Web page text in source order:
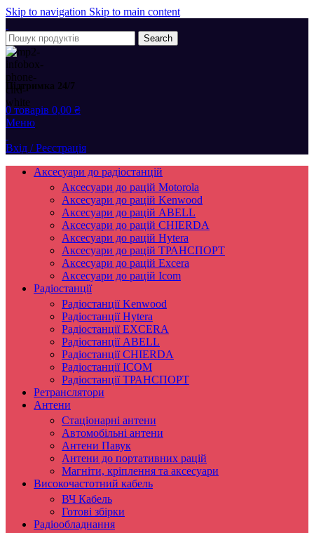
Skip to navigation Skip to main content
Search
Підтримка 24/7
0 товарів 0,00 ₴
Меню
Вхід / Реєстрація
Аксесуари до радіостанцій
Аксесуари до рацій Motorola
Аксесуари до рацій Kenwood
Аксесуари до рацій ABELL
Аксесуари до рацій CHIERDA
Аксесуари до рацій Hytera
Аксесуари до рацій ТРАНСПОРТ
Аксесуари до рацій Excera
Аксесуари до рацій Icom
Радіостанції
Радіостанції Kenwood
Радіостанції Hytera
Радіостанції EXCERA
Радіостанції ABELL
Радіостанції CHIERDA
Радіостанції ICOM
Радіостанції ТРАНСПОРТ
Ретранслятори
Антени
Стаціонарні антени
Автомобільні антени
Антени Павук
Антени до портативних рацій
Магніти, кріплення та аксесуари
Високочастотний кабель
ВЧ Кабель
Готові збірки
Радіообладнання